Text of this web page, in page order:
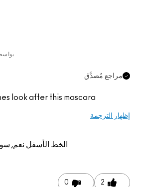
مراجع مُصدَّق
look after this mascara
إظهار الترجمة
الخط الأسفلنعم,
2
0